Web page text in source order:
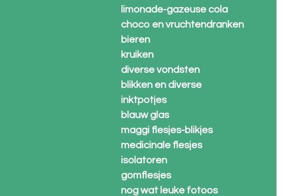
limonade-gazeuse cola
choco en vruchtendranken
bieren
kruiken
diverse vondsten
blikken en diverse
inktpotjes
blauw glas
maggi flesjes-blikjes
medicinale flesjes
isolatoren
gomflesjes
nog wat leuke fotoos